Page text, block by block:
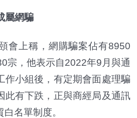
屬網騙
會上稱，網購騙案佔有8950
宗，他表示自2022年9月與通
作小組後，有定期會面處理騙
此有下跌，正與商經局及通訊
名單制度。